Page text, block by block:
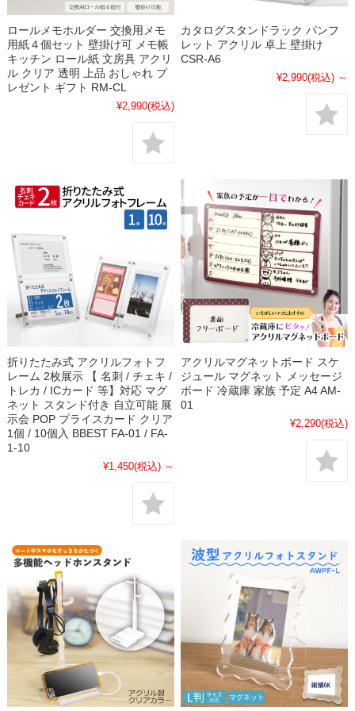
ロールメモホルダー 交換用メモ
用紙４個セット 壁掛け可 メモ帳
キッチン ロール紙 文房具 アクリ
ル クリア 透明 上品 おしゃれ プ
レゼント ギフト RM-CL
¥2,990(税込)
カタログスタンドラック パンフ
レット アクリル 卓上 壁掛け
CSR-A6
¥2,990(税込) ～
折りたたみ式 アクリルフォトフ
レーム 2枚展示 【 名刺 / チェキ /
トレカ / ICカード 等】対応 マグ
ネット スタンド付き 自立可能 展
示会 POP プライスカード クリア
1個 / 10個入 BBEST FA-01 / FA-
1-10
¥1,450(税込) ～
アクリルマグネットボード スケ
ジュール マグネット メッセージ
ボード 冷蔵庫 家族 予定 A4 AM-
01
¥2,290(税込)